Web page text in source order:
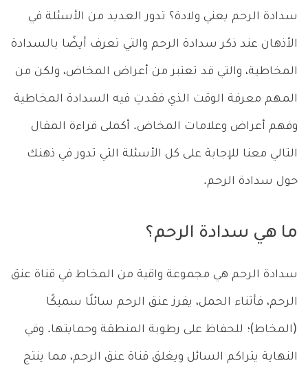
سدادة الرحم يعني ولادة؟ تدور العديد من الأسئلة في
الأذهان عند ذكر سدادة الرحم والتي تعرف أيضًا بالسدادة
المخاطية، والتي قد تعتبر من أعراض المخاض، ولكن من
المهم معرفة الوقت الذي فقدتِ فيه السدادة المخاطية
وفهم أعراض وعلامات المخاض. أكملى قراءة المقال
التالي معنا للإجابة على كل الأسئلة التي تدور في ذهنك
حول سدادة الرحم.
ما هي سدادة الرحم؟
سدادة الرحم هي مجموعة واقية من المخاط في قناة عنق
الرحم، فأثناء الحمل، يفرز عنق الرحم سائلًا سميكًا
(المخاط)؛ للحفاظ على رطوبة المنطقة وحمايتها. وفي
النهاية يتراكم السائل ويغلق قناة عنق الرحم، مما ينتج